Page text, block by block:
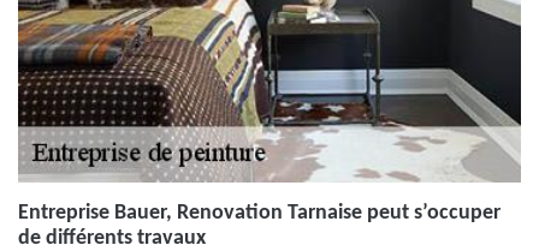
Entreprise Bauer, Renovation Tarnaise peut s’occuper
de différents travaux